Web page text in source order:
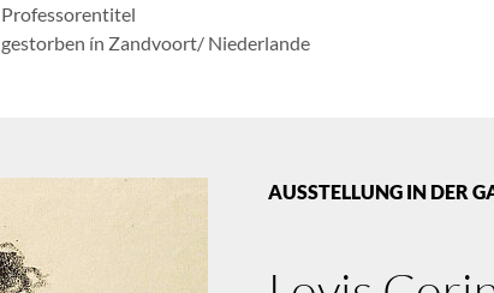
Professorentitel
gestorben ín Zandvoort/ Niederlande
AUSSTELLUNG IN DER